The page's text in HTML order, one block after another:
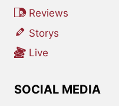
Reviews
Storys
Live
SOCIAL MEDIA